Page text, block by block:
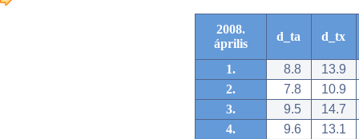
2008.
április
d_ta d_tx
1. 8.8
13.9
2.
7.8
10.9
3.
9.5
14.7
4.
9.6
13.1